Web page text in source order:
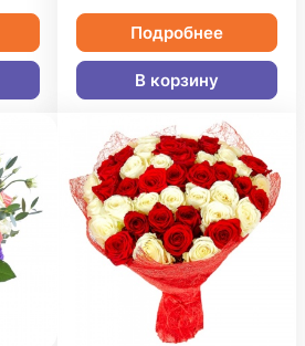
Подробнее
В корзину